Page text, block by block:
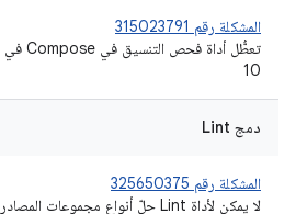
المشكلة رقم 315023791
10
دمج Lint
المشكلة رقم 325650375